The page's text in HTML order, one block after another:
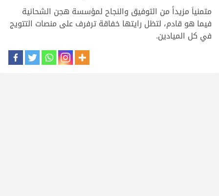
متمنياَ مزيداً من التوفيق والنجاح لمؤسسة هجن الشحانية
فيما هو قادم، لتظل رايتها خفاقة ترفرف على منصات التتويج
في كل الميادين.